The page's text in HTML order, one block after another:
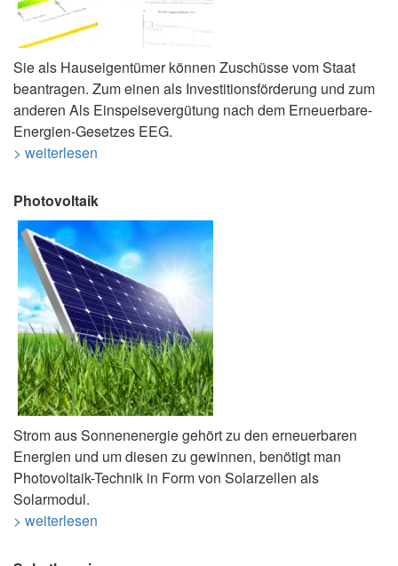
Sie als Hauseigentümer können Zuschüsse vom Staat
beantragen. Zum einen als Investitionsförderung und zum
anderen Als Einspeisevergütung nach dem Erneuerbare-
Energien-Gesetzes EEG.
> weiterlesen
Photovoltaik
Strom aus Sonnenenergie gehört zu den erneuerbaren
Energien und um diesen zu gewinnen, benötigt man
Photovoltaik-Technik in Form von Solarzellen als
Solarmodul.
> weiterlesen